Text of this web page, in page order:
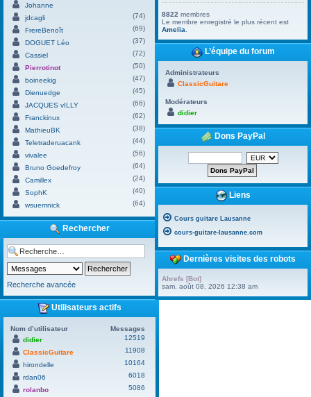
Johanne
jdcagli
(74)
FrereBenoît
(69)
DOGUET Léo
(37)
Cassiel
(72)
Pierrotinot
(50)
boineekig
(47)
Dienuedge
(45)
JACQUES vILLY
(66)
Franckinux
(62)
MathieuBK
(38)
Teletraderuacank
(44)
vivalee
(56)
Bruno Goedefroy
(64)
Camillex
(24)
SophK
(40)
wsuemnick
(64)
Rechercher
Recherche avancée
Utilisateurs actifs
Nom d’utilisateur
Messages
didier
12519
ClassicGuitare
11908
hirondelle
10164
rdan06
6018
rolanbo
5086
8822 membres
Le membre enregistré le plus récent est
Amelia
L’équipe du forum
Administrateurs
ClassicGuitare
Modérateurs
didier
Dons PayPal
Liens
Cours guitare Lausanne
cours-guitare-lausanne.com
Dernières visites des robots
Ahrefs [Bot]
sam. août 08, 2026 12:38 am